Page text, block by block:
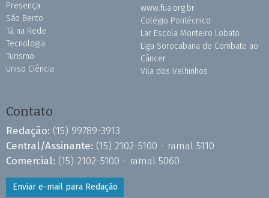
Presença
São Bento
Tá na Rede
Tecnologia
Turismo
Uniso Ciência
www.fua.org.br
Colégio Politécnico
Lar Escola Monteiro Lobato
Liga Sorocabana de Combate ao
Câncer
Vila dos Velhinhos
Contato
Redação: (15) 99789-3913
Central/Assinante: (15) 2102-5100 - ramal 5110
Comercial: (15) 2102-5100 - ramal 5060
Enviar e-mail para Redação